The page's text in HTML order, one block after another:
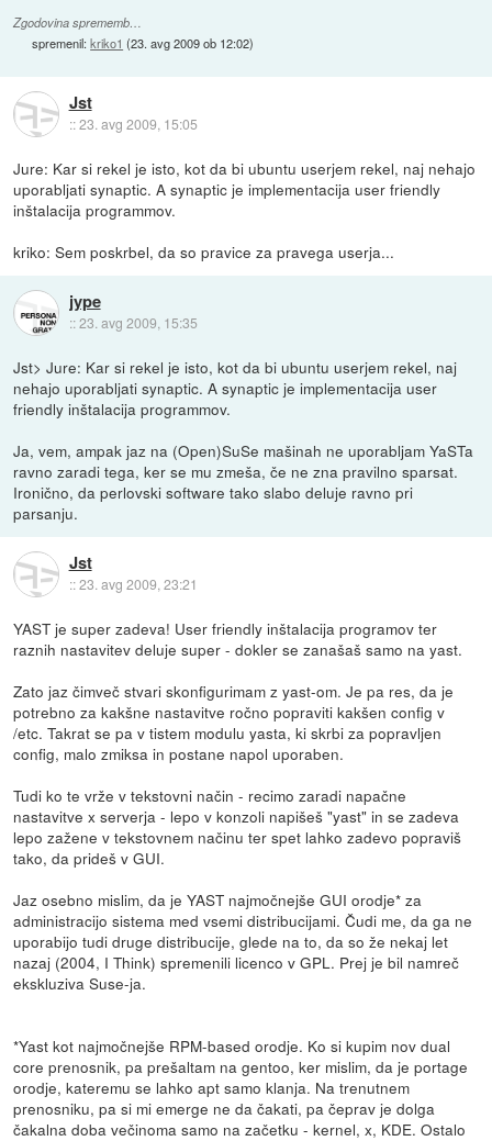
Zgodovina sprememb…
spremenil:kriko1 (23. avg 2009 ob 12:02)
Jst
::23. avg 2009, 15:05
Jure: Kar si rekel je isto, kot da bi ubuntu userjem rekel, naj nehajo
uporabljati synaptic. A synaptic je implementacija user friendly
inštalacija programmov.
kriko: Sem poskrbel, da so pravice za pravega userja...
jype
::23. avg 2009, 15:35
Jst> Jure: Kar si rekel je isto, kot da bi ubuntu userjem rekel, naj
nehajo uporabljati synaptic. A synaptic je implementacija user
friendly inštalacija programmov.
Ja, vem, ampak jaz na (Open)SuSe mašinah ne uporabljam YaSTa
ravno zaradi tega, ker se mu zmeša, če ne zna pravilno sparsat.
Ironično, da perlovski software tako slabo deluje ravno pri
parsanju.
Jst
::23. avg 2009, 23:21
YAST je super zadeva! User friendly inštalacija programov ter
raznih nastavitev deluje super - dokler se zanašaš samo na yast.
Zato jaz čimveč stvari skonfigurimam z yast-om. Je pa res, da je
potrebno za kakšne nastavitve ročno popraviti kakšen config v
/etc. Takrat se pa v tistem modulu yasta, ki skrbi za popravljen
config, malo zmiksa in postane napol uporaben.
Tudi ko te vrže v tekstovni način - recimo zaradi napačne
nastavitve x serverja - lepo v konzoli napišeš "yast" in se zadeva
lepo zažene v tekstovnem načinu ter spet lahko zadevo popraviš
tako, da prideš v GUI.
Jaz osebno mislim, da je YAST najmočnejše GUI orodje* za
administracijo sistema med vsemi distribucijami. Čudi me, da ga ne
uporabijo tudi druge distribucije, glede na to, da so že nekaj let
nazaj (2004, I Think) spremenili licenco v GPL. Prej je bil namreč
ekskluziva Suse-ja.
*Yast kot najmočnejše RPM-based orodje. Ko si kupim nov dual
core prenosnik, pa prešaltam na gentoo, ker mislim, da je portage
orodje, kateremu se lahko apt samo klanja. Na trenutnem
prenosniku, pa si mi emerge ne da čakati, pa čeprav je dolga
čakalna doba večinoma samo na začetku - kernel, x, KDE. Ostalo